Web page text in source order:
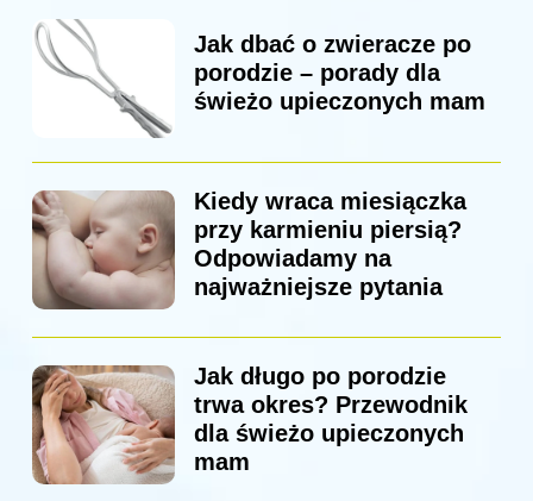
Jak dbać o zwieracze po
porodzie – porady dla
świeżo upieczonych mam
Kiedy wraca miesiączka
przy karmieniu piersią?
Odpowiadamy na
najważniejsze pytania
Jak długo po porodzie
trwa okres? Przewodnik
dla świeżo upieczonych
mam